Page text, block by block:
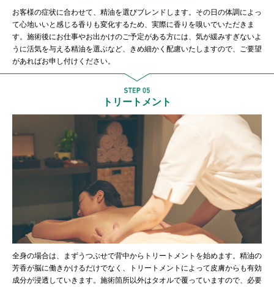
お客様の症状に合わせて、精油を選びブレンドします。その日の体調によっ
て心地いいと感じる香りも変化するため、実際に香りを嗅いでいただきま
す。施術後にお仕事やお出かけのご予定がある方には、気が緩みすぎないよ
うに活気を与える精油を選ぶなど、きめ細かく配慮いたしますので、ご要望
があればお申し付けください。
トリートメント
全身の場合は、まずうつぶせで背中からトリートメントを始めます。精油の
芳香が脳に働きかけるだけでなく、トリートメントによって皮膚からも有効
成分が浸透していきます。施術箇所以外はタオルで覆っていますので、必要